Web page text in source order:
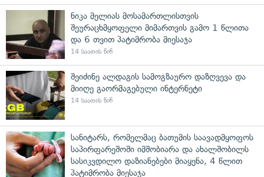
ნიკა მელიას მოსამართლისთვის
შეურაცხმყოფელი მიმართვის გამო 1 წლითა
და 6 თვით პატიმრობა მიესაჯა
14 საათის წინ
შეიძინე ალდაგის სამოგზაურო დაზღვევა და
მიიღე გაორმაგებული ინტერნეტი
14 საათის წინ
სანიტარს, რომელმაც ბათუმის საავადმყოფოს
საპირფარეშოში იმშობიარა და ახალშობილს
სასიკვდილო დაზიანებები მიაყენა, 4 წლით
პატიმრობა მიესაჯა